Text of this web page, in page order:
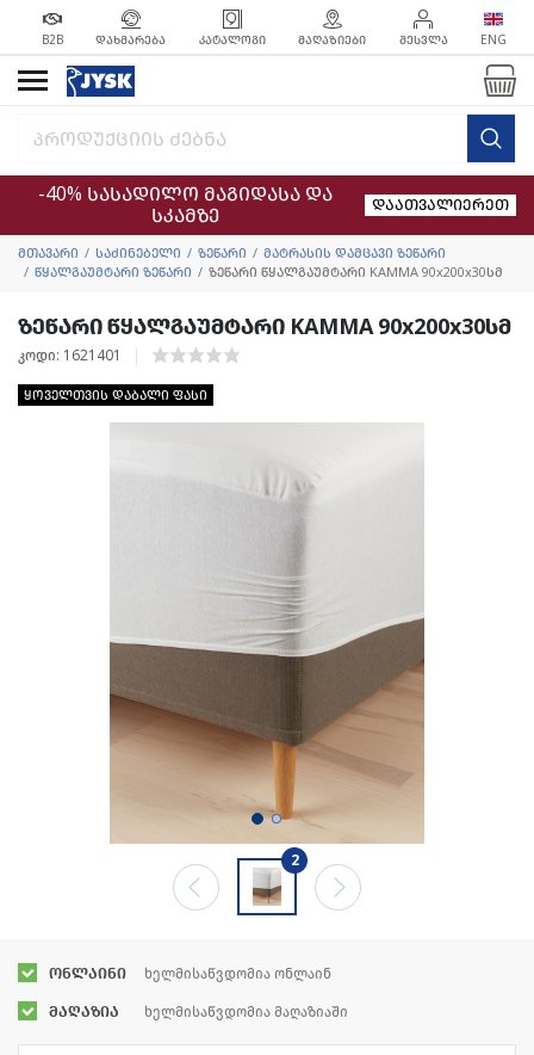
B2B ᲓᲐᲮᲛᲐᲠᲔᲑᲐ ᲙᲐᲢᲐᲚᲝᲒᲘ ᲛᲐᲦᲐᲖᲘᲔᲑᲘ ᲨᲔᲡᲕᲚᲐ ENG
-40% სასადილო მაგიდასა და
სკამზე
დაათვალიერეთ
მთავარი საძინებელი ზეწარი
მატრასის დამცავი ზეწარი
წყალგაუმტარი ზეწარი
ზეწარი წყალგაუმტარი KAMMA 90x200x30სმ
ზეწარი წყალგაუმტარი KAMMA 90x200x30სმ
კოდი: 1621401
ყოველთვის დაბალი ფასი
2
ონლაინი ხელმისაწვდომია ონლაინ
მაღაზია ხელმისაწვდომია მაღაზიაში